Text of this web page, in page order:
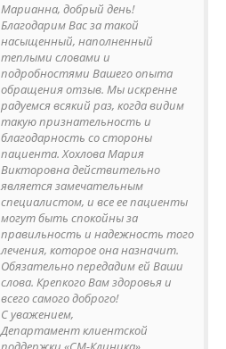
Марианна, добрый день!
Благодарим Вас за такой
насыщенный, наполненный
теплыми словами и
подробностями Вашего опыта
обращения отзыв. Мы искренне
радуемся всякий раз, когда видим
такую признательность и
благодарность со стороны
пациента. Хохлова Мария
Викторовна действительно
является замечательным
специалистом, и все ее пациенты
могут быть спокойны за
правильность и надежность того
лечения, которое она назначит.
Обязательно передадим ей Ваши
слова. Крепкого Вам здоровья и
всего самого доброго!
С уважением,
Департамент клиентской